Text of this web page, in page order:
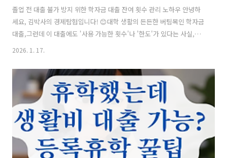
졸업 전 대출 불가 방지 위한 학자금 대출 잔여 횟수 관리 노하우 안녕하
세요, 김박사의 경제탐험입니다! 😊대학 생활의 든든한 버팀목인 학자금
대출,그런데 이 대출에도 '사용 가능한 횟수'나 '한도'가 있다는 사실,알
고 계셨나요? 졸업을 앞두고 막 학기에 갑자기 "대출 거절" 통보를 받으
수 있도록,한국장학재단 학자금 대출의 잔여 횟수(특별승인 등) 관리 비
법을확실하게 정리해 드릴게요! 🎓💰 📋 목차가장 중요한 '횟수'는 따로
있다? (특별승인) 🚨STEP 1: 성적/이수학점 미달 시 횟수 관리법 📉
STEP 2: 초과학기(9학기 이상) 대출 가능 조건 📅STEP 3: 졸업유예 vs
초과학기, 결정적 차이 ⚖️STEP 4: 잔여 ..
2026. 1. 17.